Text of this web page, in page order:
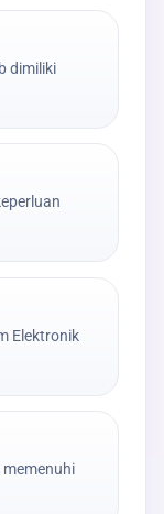
dimiliki
Elektronik